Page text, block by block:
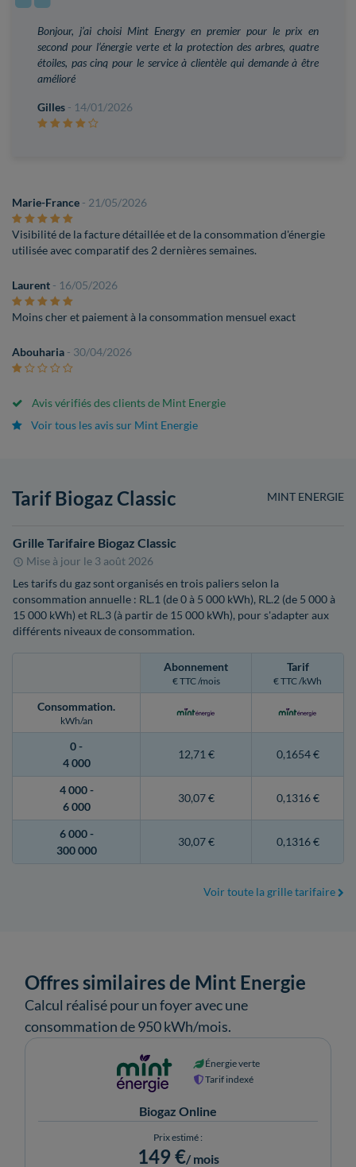
Bonjour, j’ai choisi Mint Energy en premier pour le prix en
second pour l’énergie verte et la protection des arbres, quatre
étoiles, pas cinq pour le service à clientèle qui demande à être
amélioré
Gilles - 14/01/2026
Marie-France - 21/05/2026
Visibilité de la facture détaillée et de la consommation d'énergie
utilisée avec comparatif des 2 dernières semaines.
Laurent - 16/05/2026
Moins cher et paiement à la consommation mensuel exact
Abouharia - 30/04/2026
Avis vérifiés des clients de Mint Energie
Voir tous les avis sur Mint Energie
MINT ENERGIE
Tarif Biogaz Classic
Grille Tarifaire Biogaz Classic
Mise à jour le 3 août 2026
Les tarifs du gaz sont organisés en trois paliers selon la
consommation annuelle : RL.1 (de 0 à 5 000 kWh), RL.2 (de 5 000 à
15 000 kWh) et RL.3 (à partir de 15 000 kWh), pour s'adapter aux
différents niveaux de consommation.
Abonnement
€ TTC /mois
Tarif
€ TTC /kWh
Consommation.
kWh/an
0 -
4 000
12,71 € 0,1654 €
4 000 -
6 000
30,07 € 0,1316 €
6 000 -
300 000
30,07 € 0,1316 €
Voir toute la grille tarifaire
Offres similaires de Mint Energie
Calcul réalisé pour un foyer avec une
consommation de 950 kWh/mois.
Biogaz Online
Énergie verte
Tarif indexé
Prix estimé :
149 €/ mois